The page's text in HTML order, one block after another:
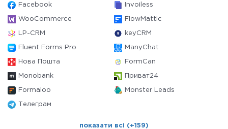
Facebook Invoiless
WooCommerce FlowMattic
LP-CRM keyCRM
Fluent Forms Pro ManyChat
Нова Пошта FormCan
Monobank Приват24
Formaloo Monster Leads
Телеграм
показати всі (+159)